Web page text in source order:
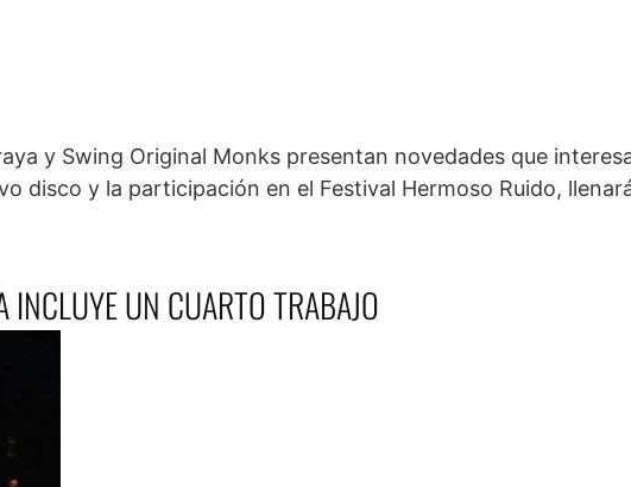
y Swing Original Monks presentan novedades que
disco y la participación en el Festival Hermoso Ruido,
INCLUYE UN CUARTO TRABAJO